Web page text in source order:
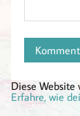
Diese Website
Erfahre, wie